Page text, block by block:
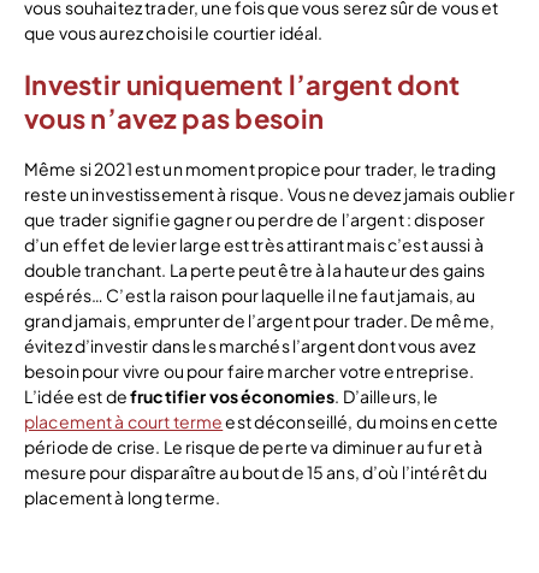
vous souhaitez trader, une fois que vous serez sûr de vous et
que vous aurez choisi le courtier idéal.
Investir uniquement l’argent dont
vous n’avez pas besoin
Même si 2021 est un moment propice pour trader, le trading
reste un investissement à risque. Vous ne devez jamais oublier
que trader signifie gagner ou perdre de l’argent : disposer
d’un effet de levier large est très attirant mais c’est aussi à
double tranchant. La perte peut être à la hauteur des gains
espérés… C’est la raison pour laquelle il ne faut jamais, au
grand jamais, emprunter de l’argent pour trader. De même,
évitez d’investir dans les marchés l’argent dont vous avez
besoin pour vivre ou pour faire marcher votre entreprise.
L’idée est defructifier vos économies. D’ailleurs, le
placement à court termeest déconseillé, du moins en cette
période de crise. Le risque de perte va diminuer au fur et à
mesure pour disparaître au bout de 15 ans, d’où l’intérêt du
placement à long terme.